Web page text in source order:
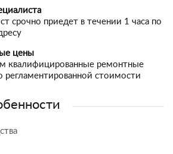
срочно приедет в течении 1 часа по
цены
квалифицированные ремонтные
регламентированной стоимости